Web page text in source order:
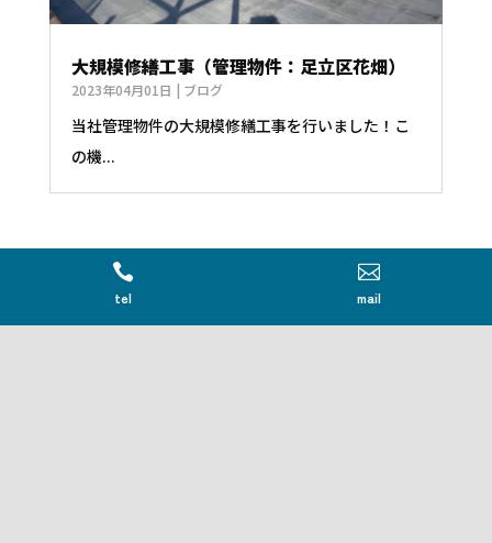
大規模修繕工事（管理物件：足立区花畑）
2023年04月01日 ブログ
当社管理物件の大規模修繕工事を行いました！こ
の機...

tel

mail